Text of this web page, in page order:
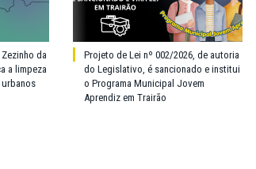
da
a limpeza
Projeto de Lei nº 002/2026, de autoria
do Legislativo, é sancionado e institui
o Programa Municipal Jovem
Aprendiz em Trairão